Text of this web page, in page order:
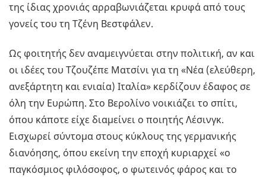
της ίδιας χρονιάς αρραβωνιάζεται κρυφά από τους
γονείς του τη Τζένη Βεστφάλεν.
Ως φοιτητής δεν αναμειγνύεται στην πολιτική, αν και
οι ιδέες του Τζουζέπε Ματσίνι για τη «Νέα (ελεύθερη,
ανεξάρτητη και ενιαία) Ιταλία» κερδίζουν έδαφος σε
όλη την Ευρώπη. Στο Βερολίνο νοικιάζει το σπίτι,
όπου κάποτε είχε διαμείνει ο ποιητής Λέσινγκ.
Εισχωρεί σύντομα στους κύκλους της γερμανικής
διανόησης, όπου εκείνη την εποχή κυριαρχεί «ο
παγκόσμιος φιλόσοφος, ο φωτεινός φάρος και το